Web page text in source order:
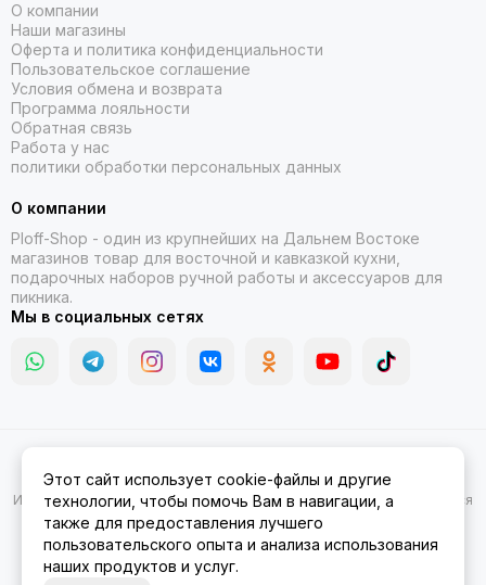
О компании
Наши магазины
Оферта и политика конфиденциальности
Пользовательское соглашение
Условия обмена и возврата
Программа лояльности
Обратная связь
Работа у нас
политики обработки персональных данных
О компании
Ploff-Shop - один из крупнейших на Дальнем Востоке
магазинов товар для восточной и кавказкой кухни,
подарочных наборов ручной работы и аксессуаров для
пикника.
Мы в социальных сетях
Амуре.Карта сайта
Информация на сайте носит ознакомительный характер и не является
публичной офертой.
Этот сайт использует cookie-файлы и другие
технологии, чтобы помочь Вам в навигации, а
также для предоставления лучшего
пользовательского опыта и анализа использования
наших продуктов и услуг.